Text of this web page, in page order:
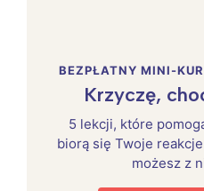
BEZPŁATNY MINI-
Krzyczę,
5 lekcji, które
biorą się Twoje
możesz z